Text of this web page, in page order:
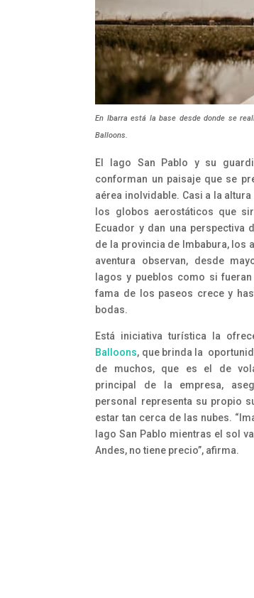
En Ibarra está la base desde donde se
Balloons.
El lago San Pablo y su
conforman un paisaje que se
aérea inolvidable. Casi a la
los globos aerostáticos que
Ecuador y dan una perspectiva
de la provincia de Imbabura, los
aventura observan, desde
lagos y pueblos como si
fama de los paseos crece y
bodas.
Está iniciativa turística la
Balloons, que brinda la
de muchos, que es el de
principal de la empresa,
personal representa su propio
estar tan cerca de las nubes.
lago San Pablo mientras el sol
Andes, no tiene precio”, afirma.